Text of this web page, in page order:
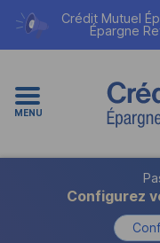
Crédit Mutuel
Épargne
MENU
Configurez